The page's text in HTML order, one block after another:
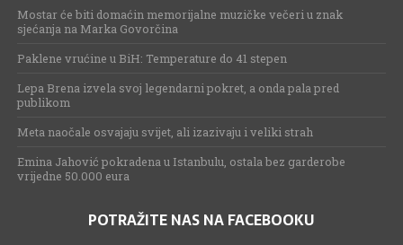
Mostar će biti domaćin memorijalne muzičke večeri u znak
sjećanja na Marka Govorčina
Paklene vrućine u BiH: Temperature do 41 stepen
Lepa Brena izvela svoj legendarni pokret, a onda pala pred
publikom
Meta naočale osvajaju svijet, ali izazivaju i veliki strah
Emina Jahović pokradena u Istanbulu, ostala bez garderobe
vrijedne 50.000 eura
POTRAŽITE NAS NA FACEBOOKU